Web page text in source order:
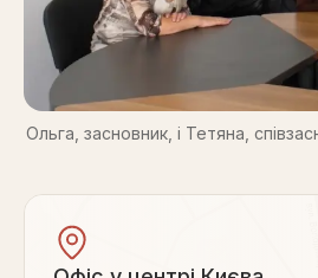
Ольга, засновник, і Тетяна,